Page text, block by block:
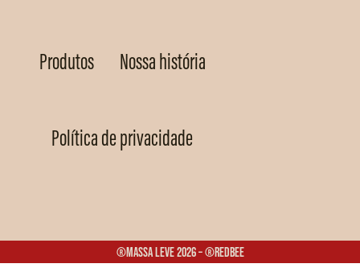
Produtos Nossa história
Política de privacidade
®Massa Leve 2026 – ®Redbee